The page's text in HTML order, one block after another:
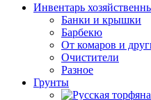
Инвентарь
Банки и крышки
Барбекю
От комаров и
Очистители
Разное
Грунты